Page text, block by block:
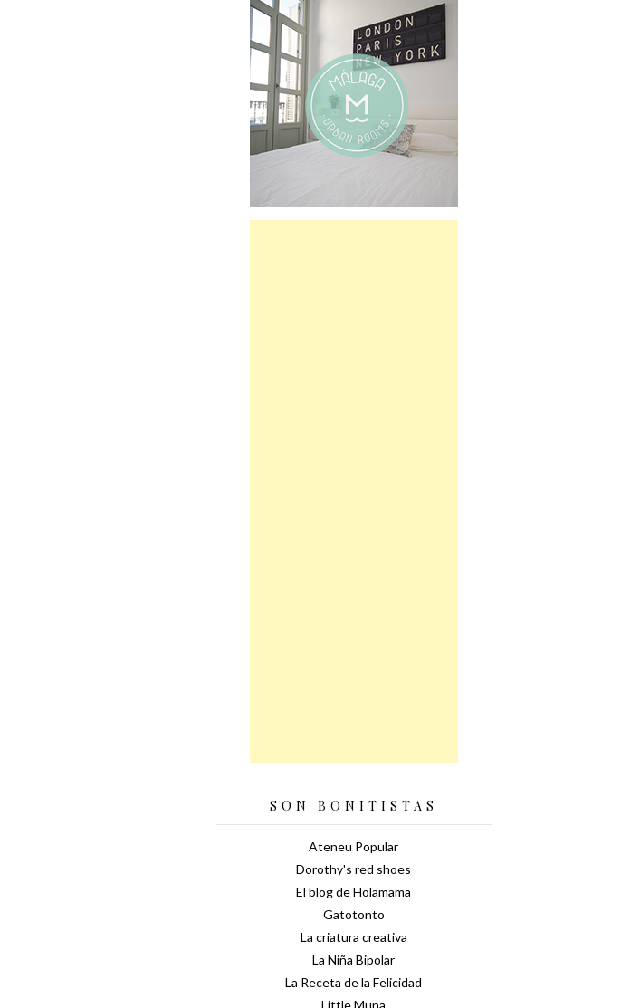
SON BONITISTAS
Ateneu Popular
Dorothy's red shoes
El blog de Holamama
Gatotonto
La criatura creativa
La Niña Bipolar
La Receta de la Felicidad